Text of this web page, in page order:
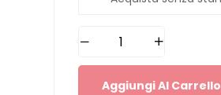
Aggiungi Al Carrello